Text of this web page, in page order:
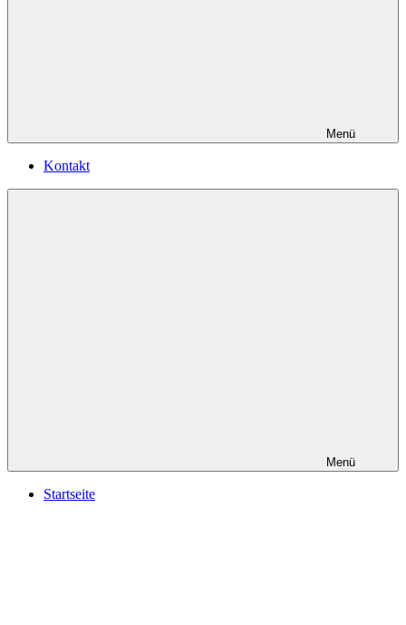
Menü
Kontakt
Menü
Startseite